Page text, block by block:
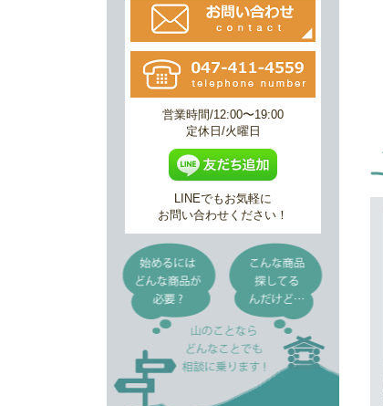
営業時間/12:00〜19:00
定休日/火曜日
LINEでもお気軽に
お問い合わせください！